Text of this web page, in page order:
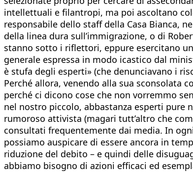
intellettuali e filantropi, ma poi ascoltano
responsabile dello staff della Casa Bianca,
della linea dura sull’immigrazione, o di
stanno sotto i riflettori, eppure esercitano
generale espressa in modo icastico dal
è stufa degli esperti» (che denunciavano i
Perché allora, venendo alla sua sconsolata
perché ci dicono cose che non vorremmo
nel nostro piccolo, abbastanza esperti pure
rumoroso attivista (magari tutt’altro che
consultati frequentemente dai media. In
possiamo auspicare di essere ancora in
riduzione del debito – e quindi delle
abbiamo bisogno di azioni efficaci ed